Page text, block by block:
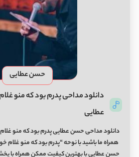
حسن عطایی
دانلود مداحی پدرم بود که منو
عطایی
دانلود مداحی حسن عطایی پدرم بود که منو
همراه ما باشید با نوحه “پدرم بود که منو غلام
حسن عطایی با بهترین کیفیت ممکن همراه با